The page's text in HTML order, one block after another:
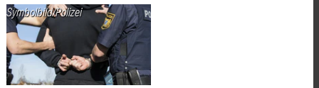
Symbolbild/Polizei